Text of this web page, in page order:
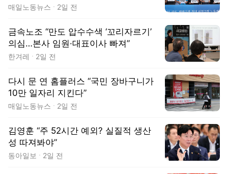
매일노동뉴스 2일 전
금속노조 “만도 압수수색 ‘꼬리자르기’
의심…본사 임원·대표이사 빠져”
한겨레 2일 전
다시 문 연 홈플러스 “국민 장바구니가
10만 일자리 지킨다”
매일노동뉴스 2일 전
김영훈 “주 52시간 예외? 실질적 생산
성 따져봐야”
동아일보 2일 전